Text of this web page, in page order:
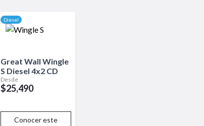
Diesel
Great Wall Wingle
S Diesel 4x2 CD
Desde
$25,490
Conocer este